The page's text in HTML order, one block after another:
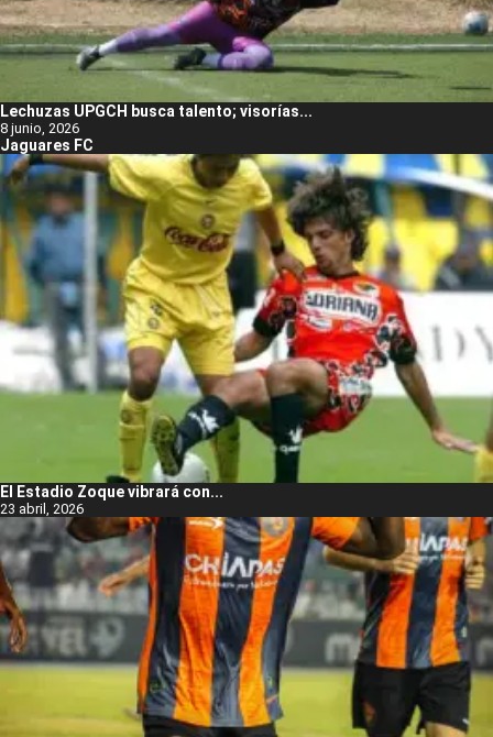
Lechuzas UPGCH busca talento; visorías...
8 junio, 2026
Jaguares FC
El Estadio Zoque vibrará con...
23 abril, 2026